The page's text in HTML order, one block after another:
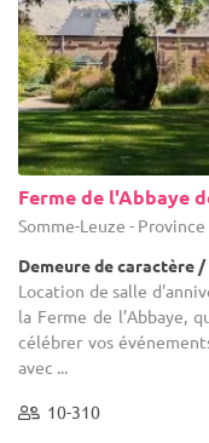
Ferme de l'Abbaye
Somme-Leuze -
Demeure de caractère /
Location de salle
la Ferme de l’Abbaye,
célébrer vos
avec ...
10-310